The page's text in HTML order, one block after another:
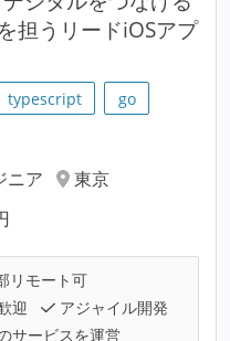
担うリードiOSアプ
typescript
go
ニア
東京
リモート可
迎
アジャイル開発
サービスを運営